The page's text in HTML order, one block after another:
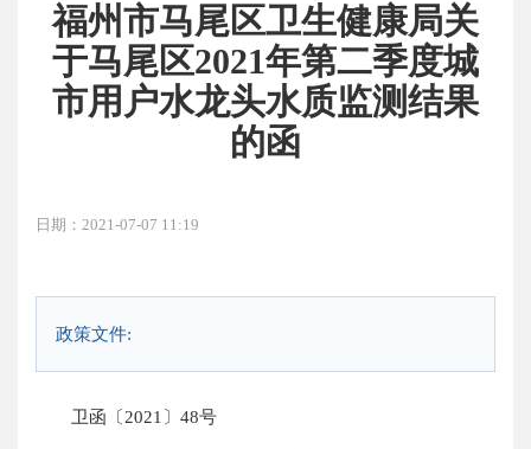
福州市马尾区卫生健康局关
于马尾区2021年第二季度城
市用户水龙头水质监测结果
的函
日期：2021-07-07 11:19
政策文件:
卫函〔2021〕48号